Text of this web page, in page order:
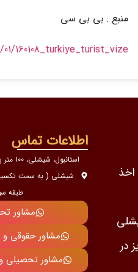
منبع : بی بی سی
160108_turkiye_turist_vize
اخذ
در شیشلی
در
اطلاعات تماس
طبقه
مشاور
مشاور حقوقی و
مشاور تحصیلی